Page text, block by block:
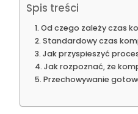
Spis treści
Od czego zależy czas
Standardowy czas
Jak przyspieszyć
Jak rozpoznać, że
Przechowywanie